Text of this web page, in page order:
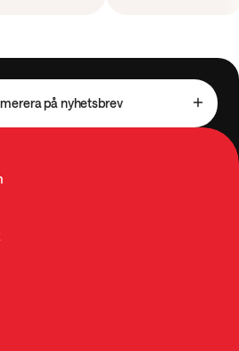
på nyhetsbrev